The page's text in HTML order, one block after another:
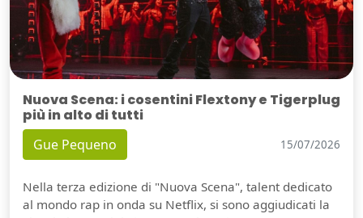
Nuova Scena: i cosentini Flextony e Tigerplug
più in alto di tutti
Gue Pequeno 15/07/2026
Nella terza edizione di "Nuova Scena", talent dedicato
al mondo rap in onda su Netflix, si sono aggiudicati la